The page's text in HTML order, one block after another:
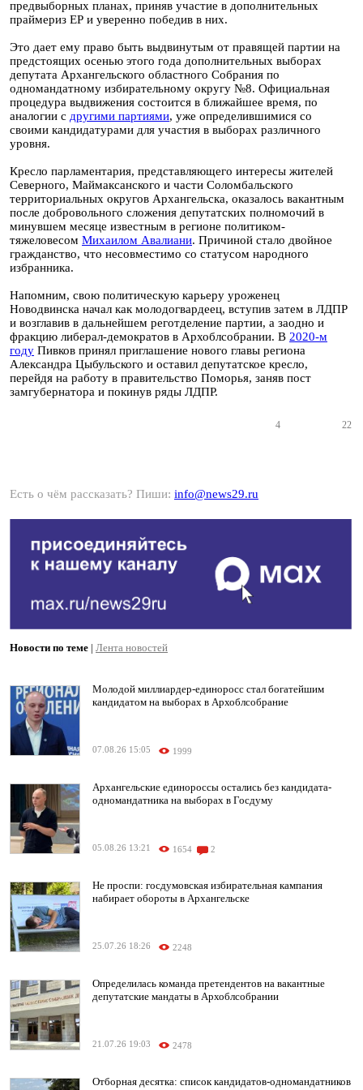
предвыборных планах, приняв участие в дополнительных
праймериз ЕР и уверенно победив в них.
Это дает ему право быть выдвинутым от правящей партии на
предстоящих осенью этого года дополнительных выборах
депутата Архангельского областного Собрания по
одномандатному избирательному округу №8. Официальная
процедура выдвижения состоится в ближайшее время, по
аналогии с другими партиями, уже определившимися со
своими кандидатурами для участия в выборах различного
уровня.
Кресло парламентария, представляющего интересы жителей
Северного, Маймаксанского и части Соломбальского
территориальных округов Архангельска, оказалось вакантным
после добровольного сложения депутатских полномочий в
минувшем месяце известным в регионе политиком-
тяжеловесом Михаилом Авалиани. Причиной стало двойное
гражданство, что несовместимо со статусом народного
избранника.
Напомним, свою политическую карьеру уроженец
Новодвинска начал как молодогвардеец, вступив затем в ЛДПР
и возглавив в дальнейшем реготделение партии, а заодно и
фракцию либерал-демократов в Архоблсобрании. В 2020-м
году Пивков принял приглашение нового главы региона
Александра Цыбульского и оставил депутатское кресло,
перейдя на работу в правительство Поморья, заняв пост
замгубернатора и покинув ряды ЛДПР.
4 22
Есть о чём рассказать? Пиши: info@news29.ru
Новости по теме | Лента новостей
Молодой миллиардер-единоросс стал богатейшим
кандидатом на выборах в Архоблсобрание
07.08.26 15:05 1999
Архангельские единороссы остались без кандидата-
одномандатника на выборах в Госдуму
05.08.26 13:21 1654 2
Не проспи: госдумовская избирательная кампания
набирает обороты в Архангельске
25.07.26 18:26 2248
Определилась команда претендентов на вакантные
депутатские мандаты в Архоблсобрании
21.07.26 19:03 2478
Отборная десятка: список кандидатов-одномандатников